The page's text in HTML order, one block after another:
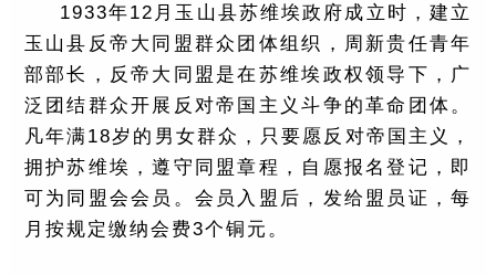
1933年12月玉山县苏维埃政府成立时，建立
玉山县反帝大同盟群众团体组织，周新贵任青年
部部长，反帝大同盟是在苏维埃政权领导下，广
泛团结群众开展反对帝国主义斗争的革命团体。
凡年满18岁的男女群众，只要愿反对帝国主义，
拥护苏维埃，遵守同盟章程，自愿报名登记，即
可为同盟会会员。会员入盟后，发给盟员证，每
月按规定缴纳会费3个铜元。